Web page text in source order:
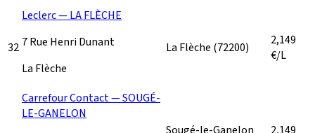
32
Leclerc — LA FLÈCHE
7 Rue Henri Dunant
La Flèche
La Flèche (72200)
2,149
€/L
Carrefour Contact — SOUGÉ-
LE-GANELON